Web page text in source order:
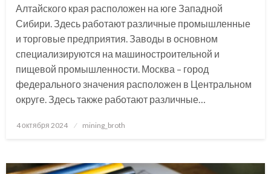
Алтайского края расположен на юге Западной
Сибири. Здесь работают различные промышленные
и торговые предприятия. Заводы в основном
специализируются на машиностроительной и
пищевой промышленности. Москва – город
федерального значения расположен в Центральном
округе. Здесь также работают различные…
Posted
4 октября 2024 mining_broth